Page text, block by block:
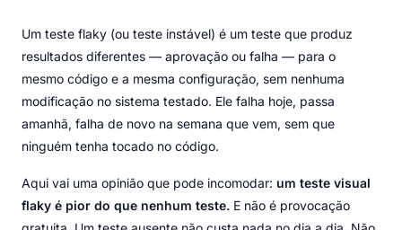
Um teste flaky (ou teste instável) é um teste que produz
resultados diferentes — aprovação ou falha — para o
mesmo código e a mesma configuração, sem nenhuma
modificação no sistema testado. Ele falha hoje, passa
amanhã, falha de novo na semana que vem, sem que
ninguém tenha tocado no código.
Aqui vai uma opinião que pode incomodar: um teste visual
flaky é pior do que nenhum teste. E não é provocação